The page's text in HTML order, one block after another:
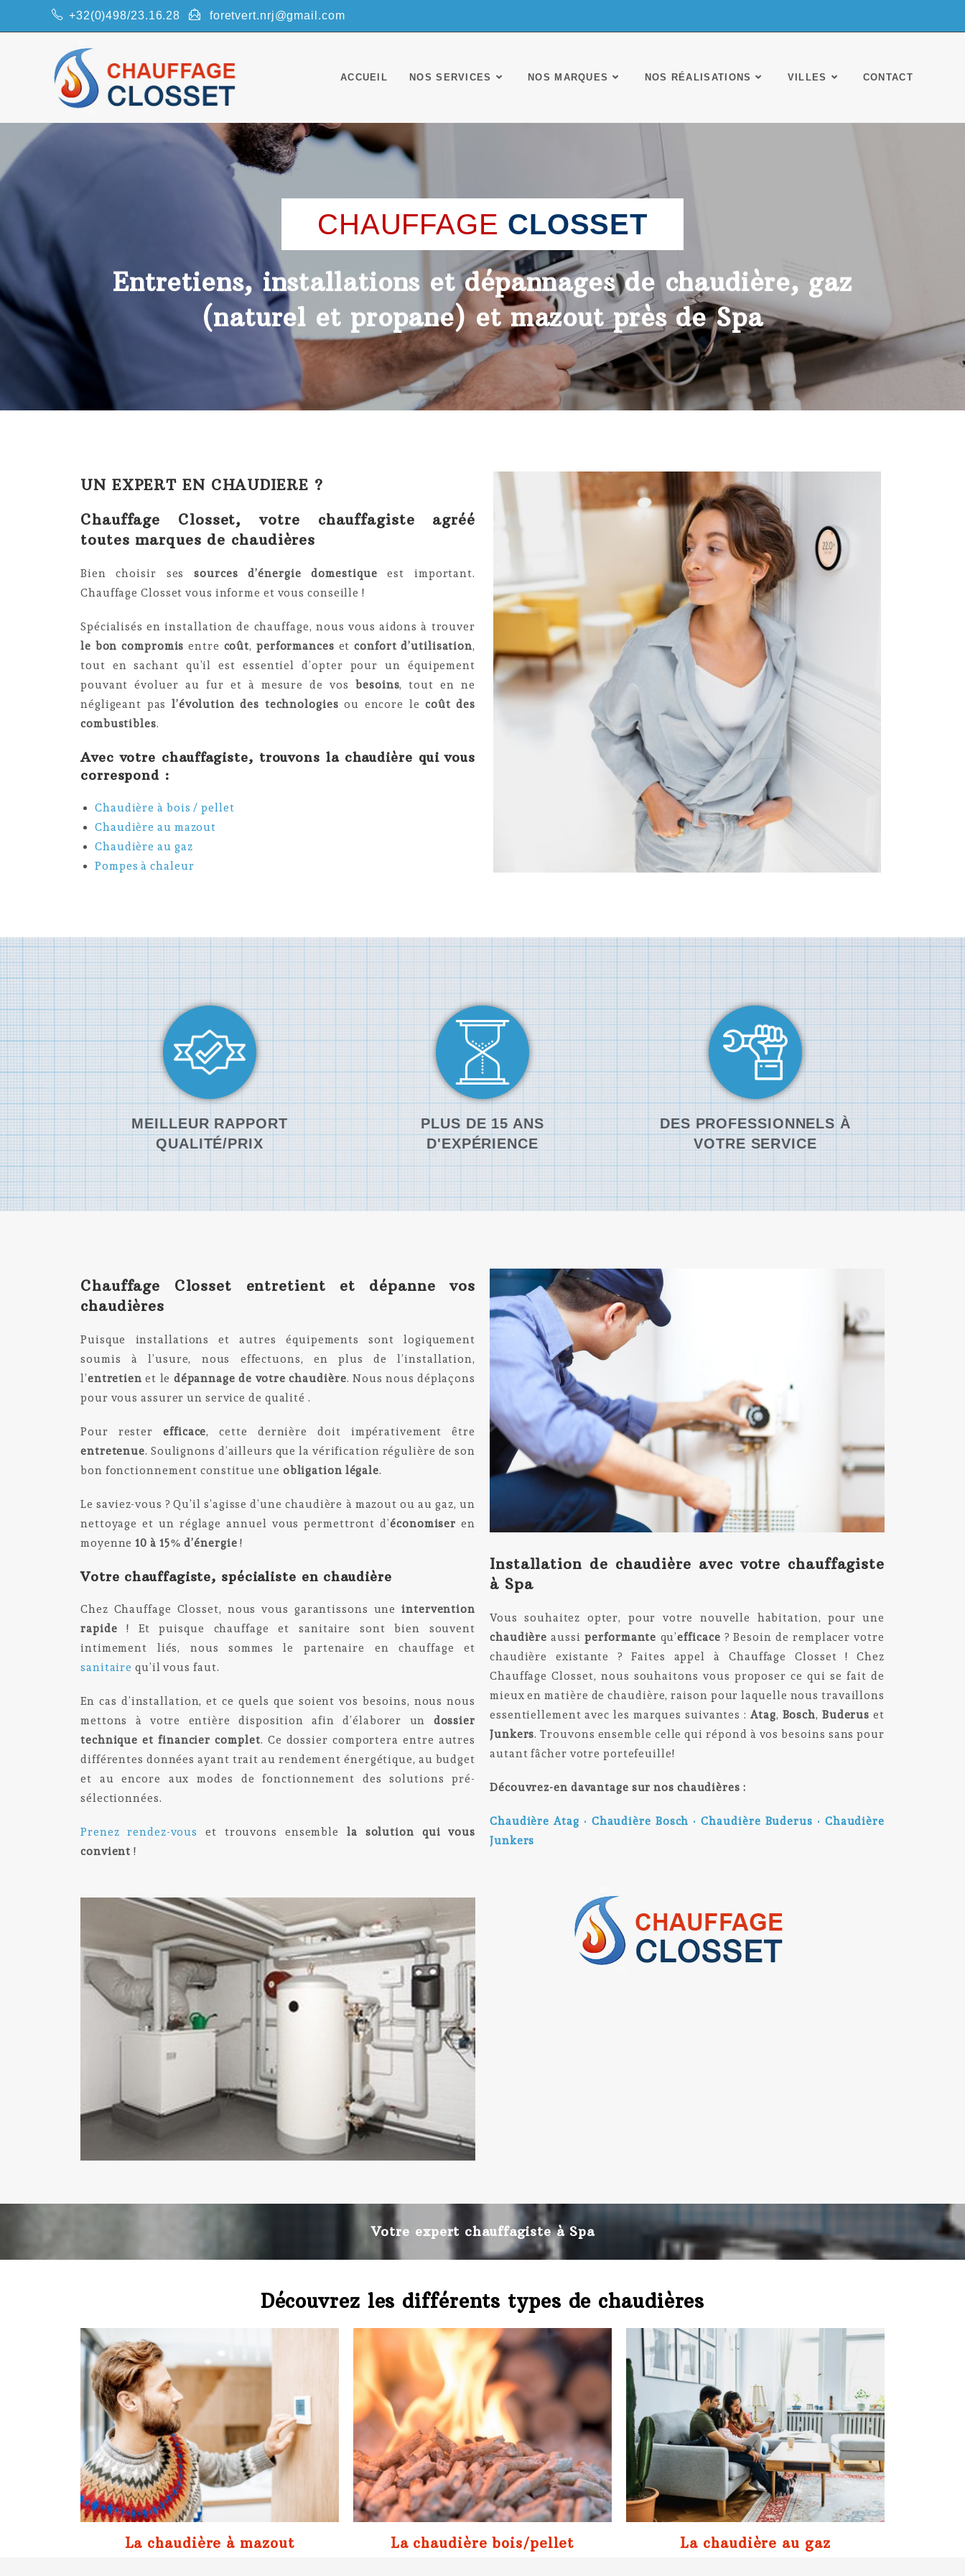
+32(0)498/23.16.28 foretvert.nrj@gmail.com
ACCUEIL NOS SERVICES NOS MARQUES NOS RÉALISATIONS VILLES CONTACT
CHAUFFAGE CLOSSET
Entretiens, installations et dépannages de chaudière, gaz
(naturel et propane) et mazout près de Spa
UN EXPERT EN CHAUDIERE ?
Chauffage Closset, votre chauffagiste agréé
toutes marques de chaudières
Bien choisir sessources d’énergie domestique est important.
Chauffage Closset vous informe et vous conseille !
Spécialisés en installation de chauffage, nous vous aidons à trouver
le bon compromis entre coût, performances etconfort d’utilisation,
tout en sachant qu’il est essentiel d’opter pour un équipement
pouvant évoluer au fur et à mesure de vosbesoins, tout en ne
négligeant pas l’évolution des technologies ou encore lecoût des
combustibles.
Avec votre chauffagiste, trouvons la chaudière qui vous
correspond :
Chaudière à bois / pellet
Chaudière au mazout
Chaudière au gaz
Pompes à chaleur
MEILLEUR RAPPORT
QUALITÉ/PRIX
PLUS DE 15 ANS
D'EXPÉRIENCE
DES PROFESSIONNELS À
VOTRE SERVICE
Chauffage Closset entretient et dépanne vos
chaudières
Puisque installations et autres équipements sont logiquement
soumis à l’usure, nous effectuons, en plus de l’installation,
l’entretien et le dépannage de votre chaudière. Nous nous déplaçons
pour vous assurer un service de qualité .
Pour resterefficace, cette dernière doit impérativement être
entretenue. Soulignons d’ailleurs que la vérification régulière de son
bon fonctionnement constitue une obligation légale.
Le saviez-vous ? Qu’il s’agisse d’une chaudière à mazout ou au gaz, un
nettoyage et un réglage annuel vous permettront d’économiser en
moyenne10 à 15% d’énergie !
Votre chauffagiste, spécialiste en chaudière
Chez Chauffage Closset, nous vous garantissons uneintervention
rapide ! Et puisque chauffage et sanitaire sont bien souvent
intimement liés, nous sommes le partenaire en chauffage et
sanitaire qu’il vous faut.
En cas d’installation, et ce quels que soient vos besoins, nous nous
mettons à votre entière disposition afin d’élaborer un dossier
technique et financier complet. Ce dossier comportera entre autres
différentes données ayant trait au rendement énergétique, au budget
et au encore aux modes de fonctionnement des solutions pré-
sélectionnées.
Prenez rendez-vous et trouvons ensemble la solution qui vous
convient !
Installation de chaudière avec votre chauffagiste
à Spa
Vous souhaitez opter, pour votre nouvelle habitation, pour une
chaudière aussiperformante qu’efficace ? Besoin de remplacer votre
chaudière existante ? Faites appel à Chauffage Closset ! Chez
Chauffage Closset, nous souhaitons vous proposer ce qui se fait de
mieux en matière de chaudière, raison pour laquelle nous travaillons
essentiellement avec les marques suivantes : Atag, Bosch, Buderus et
Junkers. Trouvons ensemble celle qui répond à vos besoins sans pour
autant fâcher votre portefeuille!
Découvrez-en davantage sur nos chaudières :
Chaudière Atag • Chaudière Bosch •Chaudière Buderus • Chaudière
Junkers
Votre expert chauffagiste à Spa
Découvrez les différents types de chaudières
La chaudière à mazout La chaudière bois/pellet La chaudière au gaz